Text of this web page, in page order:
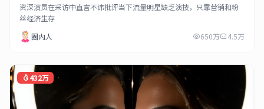
资深演员在采访中直言不讳批评当下流量明星缺乏演技，只靠营销和粉
丝经济生存
圈内人
650万 4.5万
432万